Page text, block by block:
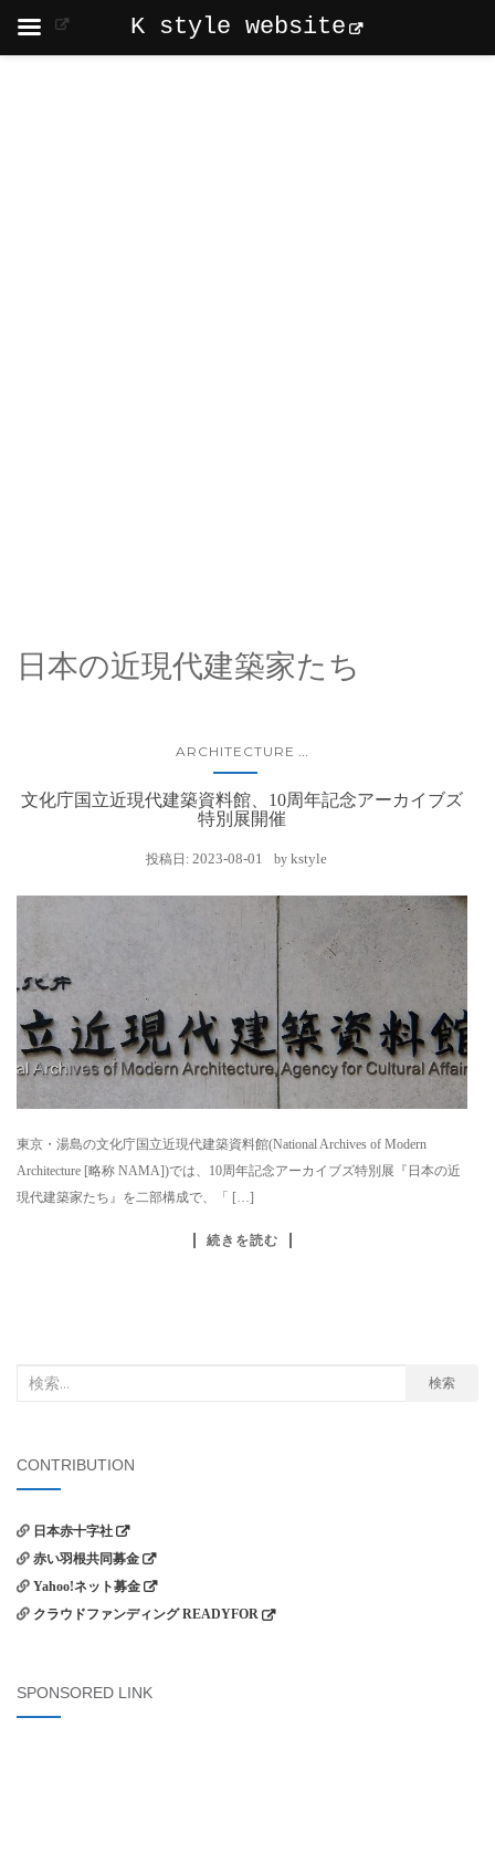
日本の近現代建築家たち
ARCHITECTURE ...
文化庁国立近現代建築資料館、10周年記念アーカイブズ
特別展開催
投稿日: 2023-08-01 by kstyle
東京・湯島の文化庁国立近現代建築資料館(National Archives of Modern
Architecture [略称 NAMA])では、10周年記念アーカイブズ特別展『日本の近
現代建築家たち』を二部構成で、「 […]
続きを読む
検索
CONTRIBUTION
日本赤十字社
赤い羽根共同募金
Yahoo!ネット募金
クラウドファンディング READYFOR
SPONSORED LINK
K style website